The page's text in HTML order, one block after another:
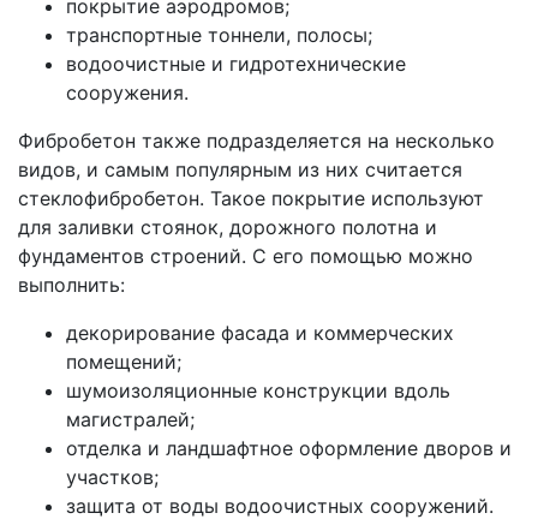
покрытие аэродромов;
транспортные тоннели, полосы;
водоочистные и гидротехнические
сооружения.
Фибробетон также подразделяется на несколько
видов, и самым популярным из них считается
стеклофибробетон. Такое покрытие используют
для заливки стоянок, дорожного полотна и
фундаментов строений. С его помощью можно
выполнить:
декорирование фасада и коммерческих
помещений;
шумоизоляционные конструкции вдоль
магистралей;
отделка и ландшафтное оформление дворов и
участков;
защита от воды водоочистных сооружений.